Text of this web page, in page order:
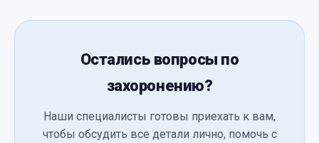
Остались вопросы по
захоронению?
Наши специалисты готовы приехать к вам,
чтобы обсудить все детали лично, помочь с